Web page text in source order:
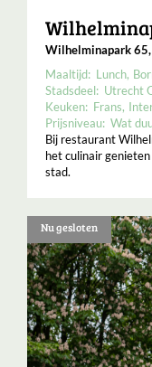
Wilhelminapark
Maaltijd: Lunch
Stadsdeel: Utrecht
Keuken: Frans
Prijsniveau: Wat
Bij restaurant
het culinair
stad.
Nu gesloten